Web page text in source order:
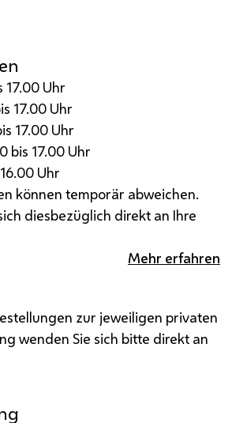
Uhr
17.00 Uhr
17.00 Uhr
bis 17.00 Uhr
Uhr
können temporär abweichen.
diesbezüglich direkt an Ihre
Mehr erfahren
zur jeweiligen privaten
wenden Sie sich bitte direkt an